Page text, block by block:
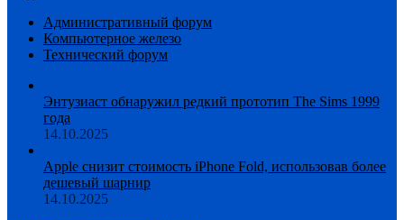
Административный форум
Компьютерное железо
Технический форум
Энтузиаст обнаружил редкий прототип The Sims 1999
года
14.10.2025
Apple снизит стоимость iPhone Fold, использовав более
дешевый шарнир
14.10.2025